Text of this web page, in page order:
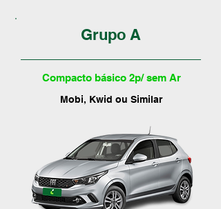
Grupo A
Compacto básico 2p/ sem Ar
Mobi, Kwid ou Similar